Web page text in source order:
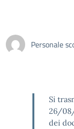
Personale
Si
26/
dei